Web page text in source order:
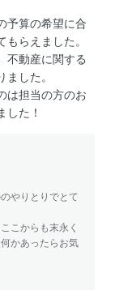
予算の希望に合
らえました。
不動産に関する
した。
は担当の方のお
した！
やりとりでとて
こからも末永く
かあったらお気